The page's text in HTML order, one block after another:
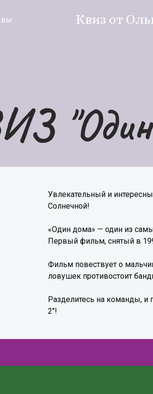
Квиз от
Увлекательный и
Солнечной!
«Один дома» — один из
Первый фильм, снятый в
Фильм повествует о
ловушек противостоит
Разделитесь на команды,
2"!